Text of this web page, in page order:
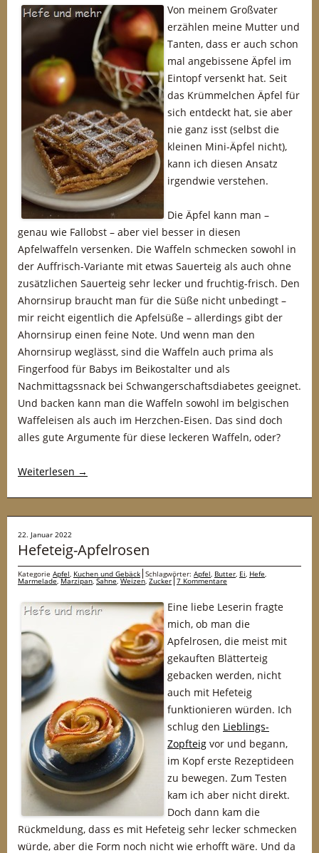
Von meinem Großvater
erzählen meine Mutter und
Tanten, dass er auch schon
mal angebissene Äpfel im
Eintopf versenkt hat. Seit
das Krümmelchen Äpfel für
sich entdeckt hat, sie aber
nie ganz isst (selbst die
kleinen Mini-Äpfel nicht),
kann ich diesen Ansatz
irgendwie verstehen.
Die Äpfel kann man –
genau wie Fallobst – aber viel besser in diesen
Apfelwaffeln versenken. Die Waffeln schmecken sowohl in
der Auffrisch-Variante mit etwas Sauerteig als auch ohne
zusätzlichen Sauerteig sehr lecker und fruchtig-frisch. Den
Ahornsirup braucht man für die Süße nicht unbedingt –
mir reicht eigentlich die Apfelsüße – allerdings gibt der
Ahornsirup einen feine Note. Und wenn man den
Ahornsirup weglässt, sind die Waffeln auch prima als
Fingerfood für Babys im Beikostalter und als
Nachmittagssnack bei Schwangerschaftsdiabetes geeignet.
Und backen kann man die Waffeln sowohl im belgischen
Waffeleisen als auch im Herzchen-Eisen. Das sind doch
alles gute Argumente für diese leckeren Waffeln, oder?
Weiterlesen →
22. Januar 2022
Hefeteig-Apfelrosen
Kategorie Apfel, Kuchen und Gebäck Schlagwörter: Apfel, Butter, Ei, Hefe,
Marmelade,Marzipan,Sahne,Weizen, Zucker 7 Kommentare
Eine liebe Leserin fragte
mich, ob man die
Apfelrosen, die meist mit
gekauften Blätterteig
gebacken werden, nicht
auch mit Hefeteig
funktionieren würden. Ich
schlug den Lieblings-
Zopfteig vor und begann,
im Kopf erste Rezeptideen
zu bewegen. Zum Testen
kam ich aber nicht direkt.
Doch dann kam die
Rückmeldung, dass es mit Hefeteig sehr lecker schmecken
würde, aber die Form noch nicht wie erhofft wäre. Und da